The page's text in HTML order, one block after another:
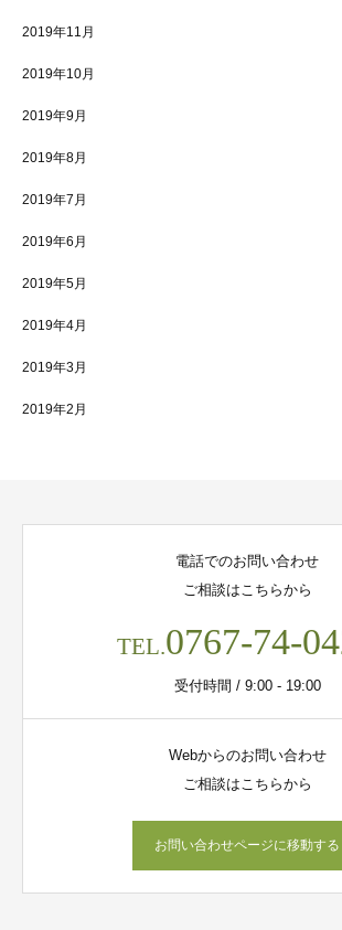
2019年11月
2019年10月
2019年9月
2019年8月
2019年7月
2019年6月
2019年5月
2019年4月
2019年3月
2019年2月
電話でのお問い合わせ
ご相談はこちらから
TEL.0767-74-
受付時間 / 9:00 - 19:00
Webからのお問い合わせ
ご相談はこちらから
お問い合わせページに移動する